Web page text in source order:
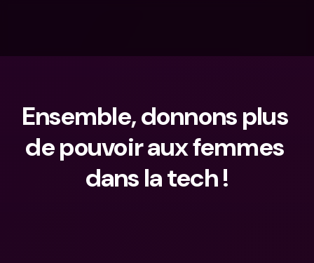
Ensemble, donnons plus
de pouvoir aux femmes
dans la tech !